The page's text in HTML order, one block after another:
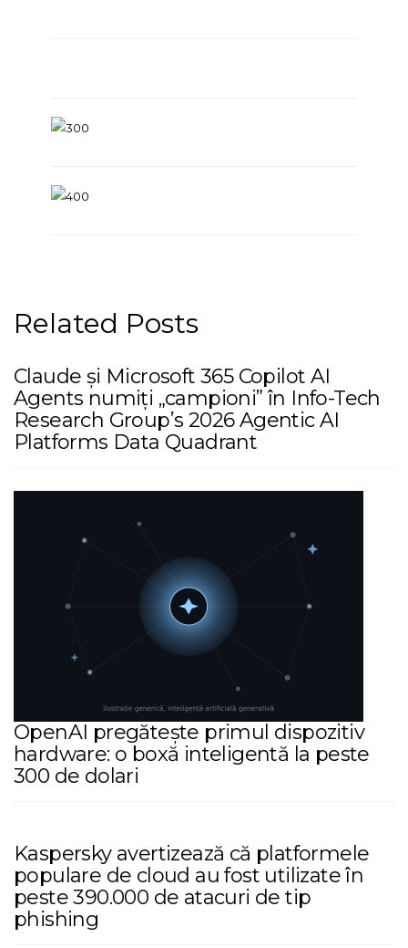
Related Posts
Claude și Microsoft 365 Copilot AI
Agents numiți „campioni” în Info-Tech
Research Group’s 2026 Agentic AI
Platforms Data Quadrant
OpenAI pregătește primul dispozitiv
hardware: o boxă inteligentă la peste
300 de dolari
Kaspersky avertizează că platformele
populare de cloud au fost utilizate în
peste 390.000 de atacuri de tip
phishing